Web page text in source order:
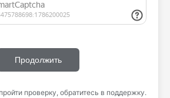
Продолжить
проверку, обратитесь в поддержку.